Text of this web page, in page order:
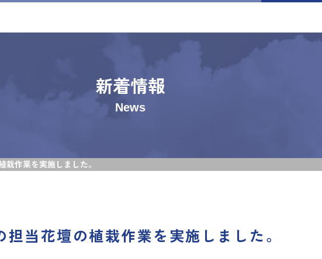
新着情報
News
作業を実施しました。
当花壇の植栽作業を実施しました。